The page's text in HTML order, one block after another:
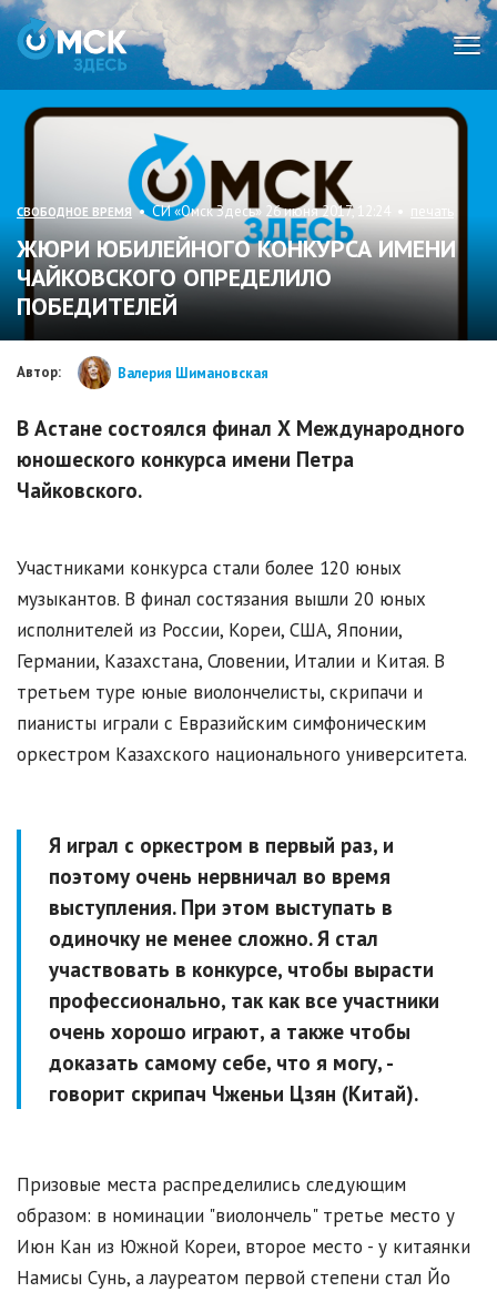
СВОБОДНОЕ ВРЕМЯ • СИ «Омск Здесь» 26 июня 2017, 12:24 • печать
ЖЮРИ ЮБИЛЕЙНОГО КОНКУРСА ИМЕНИ
ЧАЙКОВСКОГО ОПРЕДЕЛИЛО
ПОБЕДИТЕЛЕЙ
Автор: Валерия Шимановская
В Астане состоялся финал Х Международного
юношеского конкурса имени Петра
Чайковского.
Участниками конкурса стали более 120 юных
музыкантов. В финал состязания вышли 20 юных
исполнителей из России, Кореи, США, Японии,
Германии, Казахстана, Словении, Италии и Китая. В
третьем туре юные виолончелисты, скрипачи и
пианисты играли с Евразийским симфоническим
оркестром Казахского национального университета.
Я играл с оркестром в первый раз, и
поэтому очень нервничал во время
выступления. При этом выступать в
одиночку не менее сложно. Я стал
участвовать в конкурсе, чтобы вырасти
профессионально, так как все участники
очень хорошо играют, а также чтобы
доказать самому себе, что я могу, -
говорит скрипач Чженьи Цзян (Китай).
Призовые места распределились следующим
образом: в номинации "виолончель" третье место у
Июн Кан из Южной Кореи, второе место - у китаянки
Намисы Сунь, а лауреатом первой степени стал Йо